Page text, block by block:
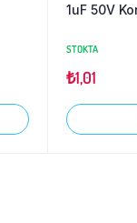
1uF 50V
STOKTA
₺1,01